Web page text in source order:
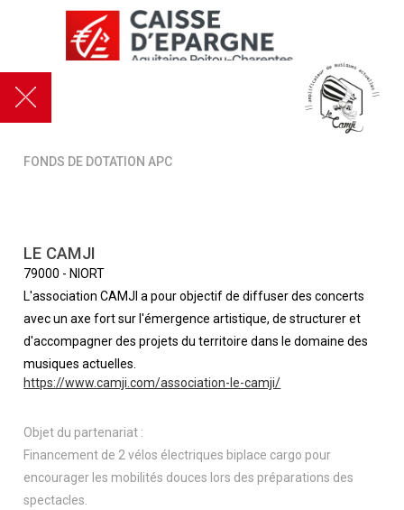
FONDS DE DOTATION APC
LE CAMJI
79000 - NIORT
L'association CAMJI a pour objectif de diffuser des concerts
avec un axe fort sur l'émergence artistique, de structurer et
d'accompagner des projets du territoire dans le domaine des
musiques actuelles.
https://www.camji.com/association-le-camji/
Objet du partenariat :
Financement de 2 vélos électriques biplace cargo pour
encourager les mobilités douces lors des préparations des
spectacles.